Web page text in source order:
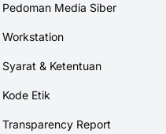
Pedoman Media Siber
Workstation
Syarat & Ketentuan
Kode Etik
Transparency Report